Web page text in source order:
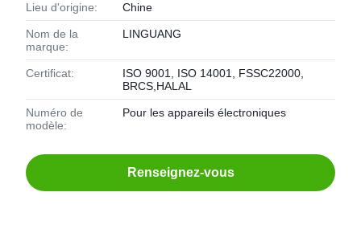
Lieu d'origine: Chine
Nom de la
marque:
LINGUANG
Certificat:
ISO 9001, ISO 14001, FSSC22000,
BRCS,HALAL
Numéro de
modèle:
Pour les appareils électroniques
Renseignez-vous